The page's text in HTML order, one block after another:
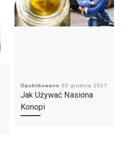
Opublikowano 20 grudnia 2017
Jak Używać Nasiona
Konopi